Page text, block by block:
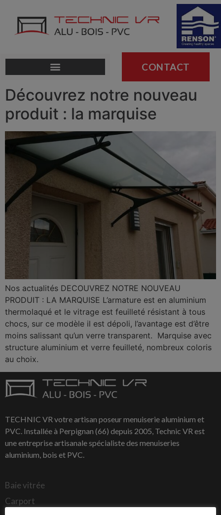
CONTACT
Découvrez notre nouveau
produit : la marquise
Nos actualités DECOUVREZ NOTRE NOUVEAU
PRODUIT : LA MARQUISE L’armature est en aluminium
thermolaqué et le vitrage est feuilleté résistant à tous
chocs, sur ce modèle il est dépoli, l’avantage est d’être
moins salissant qu’un verre transparent. Marquise avec
structure aluminium et verre feuilleté, nombreux coloris
au choix.
TECHNIC VR votre artisan poseur menuiserie aluminium et
PVC. Installée à Perpignan (66) depuis 2005, Technic VR est
une entreprise artisanale spécialiste des menuiseries
aluminium, bois et PVC.
Baie vitrée
Carport